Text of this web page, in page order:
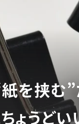
紙を挟
ょうどい